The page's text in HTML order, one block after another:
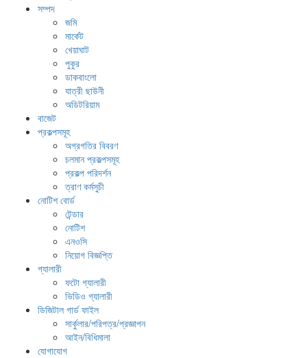
সম্পদ
জমি
মার্কেট
খেয়াঘাট
পুকুর
ডাকবাংলো
যাত্রী ছাউনী
অডিটরিয়াম
বাজেট
প্রকল্পসমূহ
অগ্রগতির বিবরণ
চলমান প্রকল্পসমূহ
প্রকল্প পরিদর্শন
ত্রাণ কর্মসুচী
নোটিশ বোর্ড
টেন্ডার
নোটিশ
এনওসি
নিয়োগ বিজ্ঞপ্তি
গ্যালারী
ফটো গ্যালারী
ভিডিও গ্যালারী
ডিজিটাল গার্ড ফাইল
সার্কুলার/পরিপত্র/প্রজ্ঞাপন
আইন/বিধিমালা
যোগাযোগ